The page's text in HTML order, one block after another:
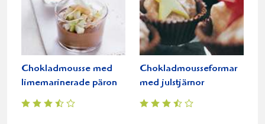
Chokladmousse med
limemarinerade päron
Chokladmousseformar
med julstjärnor